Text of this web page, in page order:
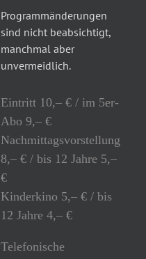
Programmänderungen
sind nicht beabsichtigt,
manchmal aber
unvermeidlich.
Eintritt 10,– € / im 5er-
Abo 9,– €
Nachmittagsvorstellung
8,– € / bis 12 Jahre 5,–
€
Kinderkino 5,– € / bis
12 Jahre 4,– €
Telefonische